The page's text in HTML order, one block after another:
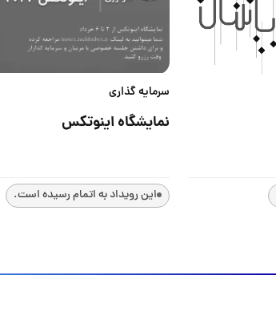
سرمایه گذاری
نمايشگاه اينوتكس
این رویداد به اتمام رسیده است.